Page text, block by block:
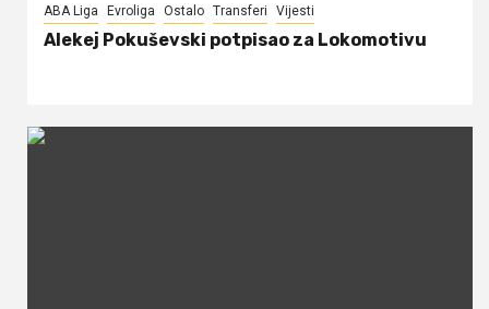
ABA Liga Evroliga Ostalo Transferi Vijesti
Alekej Pokuševski potpisao za Lokomotivu